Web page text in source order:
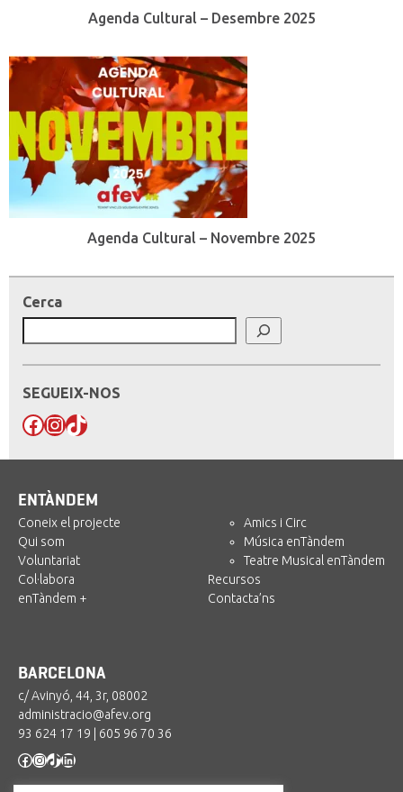
Agenda Cultural – Desembre 2025
Agenda Cultural – Novembre 2025
Cerca
SEGUEIX-NOS
Facebook
Instagram
TikTok
ENTÀNDEM
Coneix el projecte
Qui som
Voluntariat
Col·labora
enTàndem +
Amics i Circ
Música enTàndem
Teatre Musical enTàndem
Recursos
Contacta’ns
BARCELONA
c/ Avinyó, 44, 3r, 08002
administracio@afev.org
93 624 17 19
605 96 70 36
Facebook
Instagram
TikTok
LinkedIn